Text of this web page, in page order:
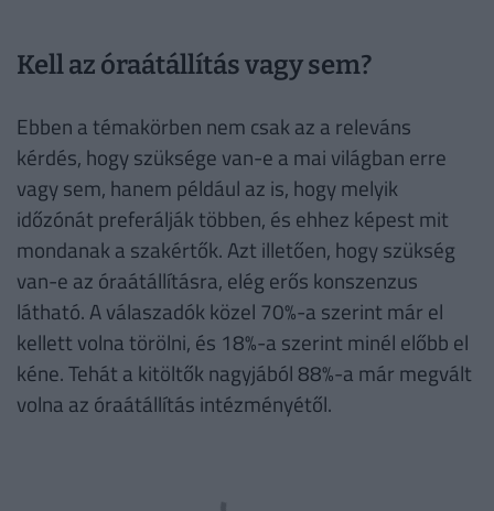
Kell az óraátállítás vagy sem?
Ebben a témakörben nem csak az a releváns
kérdés, hogy szüksége van-e a mai világban erre
vagy sem, hanem például az is, hogy melyik
időzónát preferálják többen, és ehhez képest mit
mondanak a szakértők. Azt illetően, hogy szükség
van-e az óraátállításra, elég erős konszenzus
látható. A válaszadók közel 70%-a szerint már el
kellett volna törölni, és 18%-a szerint minél előbb el
kéne. Tehát a kitöltők nagyjából 88%-a már megvált
volna az óraátállítás intézményétől.